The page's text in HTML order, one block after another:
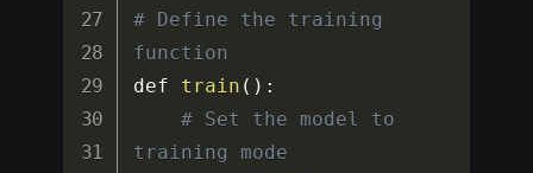
# Define the training
function
def train ( ) :
# Set the model to
training mode